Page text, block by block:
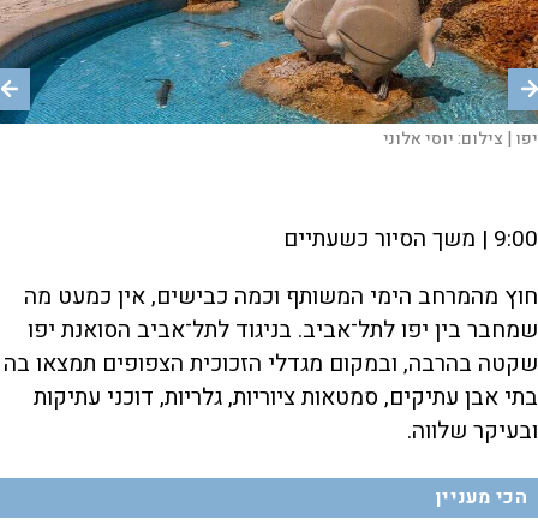
יפו | צילום:יוסי אלוני יפו | צילום:יוסי אלוני | צילום:
קפה ביפו | צילום:יוסי אלוני יפו | צילום:יוסי אלוני יפו | צילום:יוסי אלוני יפו | צילום:יוסי אלוני יפו | צילום:יוסי אלוני
9:00 | משך הסיור כשעתיים
חוץ מהמרחב הימי המשותף וכמה כבישים, אין כמעט מה
שמחבר בין יפו לתל־אביב. בניגוד לתל־אביב הסואנת יפו
שקטה בהרבה, ובמקום מגדלי הזכוכית הצפופים תמצאו בה
בתי אבן עתיקים, סמטאות ציוריות, גלריות, דוכני עתיקות
ובעיקר שלווה.
הכי מעניין